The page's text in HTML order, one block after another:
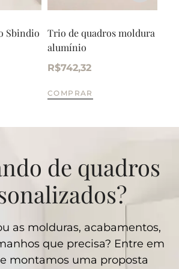
Sbindio
Trio de quadros moldura
alumínio
R$742,32
COMPRAR
de quadros
as molduras, acabamentos,
que precisa? Entre em
montamos uma proposta